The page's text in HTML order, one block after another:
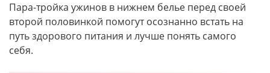
Пара-тройка ужинов в нижнем белье перед своей
второй половинкой помогут осознанно встать на
путь здорового питания и лучше понять самого
себя.